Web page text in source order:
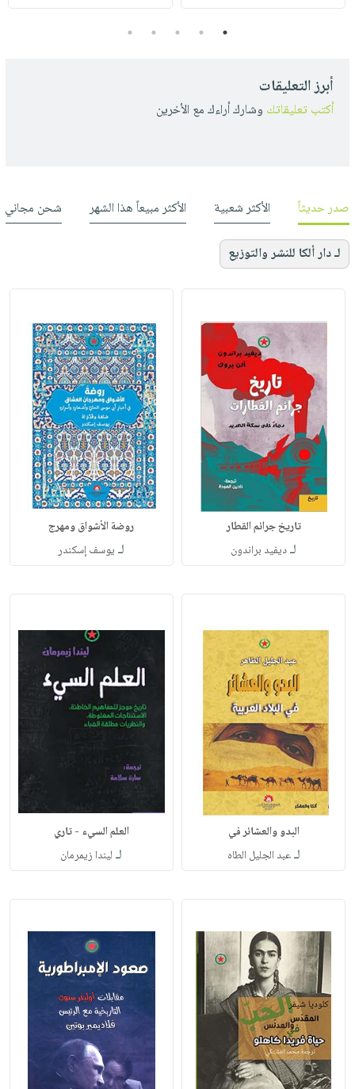
1
2
3
4
5
أبرز التعليقات
أكتب تعليقاتك وشارك أراءك مع الأخرين
صدر حديثاً الأكثر شعبية الأكثر مبيعاً هذا الشهر شحن مجاني
لـ دار ألكا للنشر والتوزيع
تاريخ جرائم القطار
لـديفيد براندون
روضة الأشواق ومهرج
لـ يوسف إسكندر
البدو والعشائر في
لـعبد الجليل الطاه
العلم السيء - تاري
لـ ليندا زيمرمان